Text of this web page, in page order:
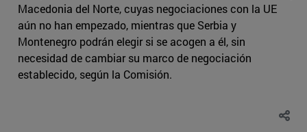
Macedonia del Norte, cuyas negociaciones con la UE
aún no han empezado, mientras que Serbia y
Montenegro podrán elegir si se acogen a él, sin
necesidad de cambiar su marco de negociación
establecido, según la Comisión.